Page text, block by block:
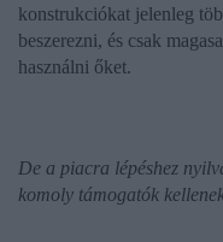
konstrukciókat jelenleg
beszerezni, és csak
használni őket.
De a piacra lépéshez
komoly támogatók